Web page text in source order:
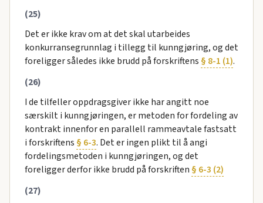
(25)
Det er ikke krav om at det skal utarbeides
konkurransegrunnlag i tillegg til kunngjøring, og det
foreligger således ikke brudd på forskriftens § 8-1 (1).
(26)
I de tilfeller oppdragsgiver ikke har angitt noe
særskilt i kunngjøringen, er metoden for fordeling av
kontrakt innenfor en parallell rammeavtale fastsatt
i forskriftens § 6-3. Det er ingen plikt til å angi
fordelingsmetoden i kunngjøringen, og det
foreligger derfor ikke brudd på forskriften § 6-3 (2)
(27)